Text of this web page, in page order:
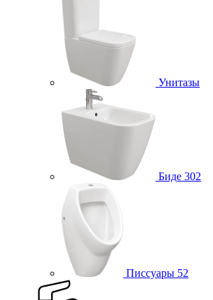
Унитазы
Биде 302
Писсуары 52